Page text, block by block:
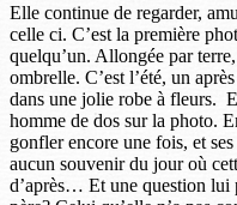
Elle continue de regarder,
celle ci. C’est la première
quelqu’un. Allongée par
ombrelle. C’est l’été, un
dans une jolie robe à fleurs.
homme de dos sur la photo.
gonfler encore une fois, et
aucun souvenir du jour où
d’après… Et une question lui